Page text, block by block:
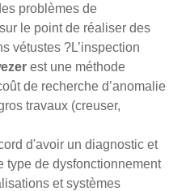
problèmes de
le point de réaliser des
vétustes ?L’inspection
est une méthode
de recherche d’anomalie
travaux (creuser,
d'avoir un diagnostic et
type de dysfonctionnement
et systèmes